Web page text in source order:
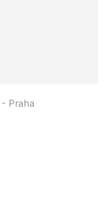
Praha